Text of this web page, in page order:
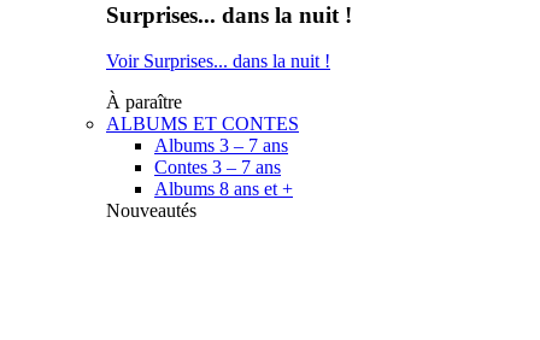
Surprises... dans la nuit !
Voir Surprises... dans la nuit !
À paraître
ALBUMS ET CONTES
Albums 3 – 7 ans
Contes 3 – 7 ans
Albums 8 ans et +
Nouveautés